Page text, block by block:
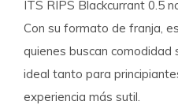
ITS RIPS Blackcurrant 0.5
Con su formato de franja,
quienes buscan comodidad
ideal tanto para
experiencia más sutil.